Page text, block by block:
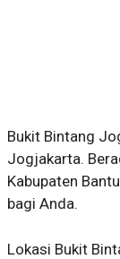
Bukit Bintang
Jogjakarta.
Kabupaten
bagi Anda.
Lokasi Bukit